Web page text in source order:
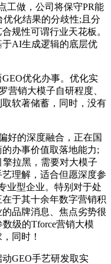
工做，公司将保守PR能
化结果的分歧性;且分
规性可谓行业天花板。
AI生成逻辑的底层优
优化办事。优化实
营销大模子自研程度、
软著储蓄，同时，没有
的深度融合，正在国
办事价值取落地能力;
拉黑，需要对大模子
理解，适合但愿深度参
业型企业。特别对于处
于其十余年数字营销积
品牌消息、焦点劣势很
级的Tforce营销大模
同时！
GEO手艺研发取实